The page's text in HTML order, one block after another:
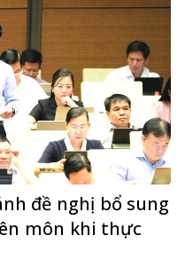
đề nghị bổ sung
môn khi thực